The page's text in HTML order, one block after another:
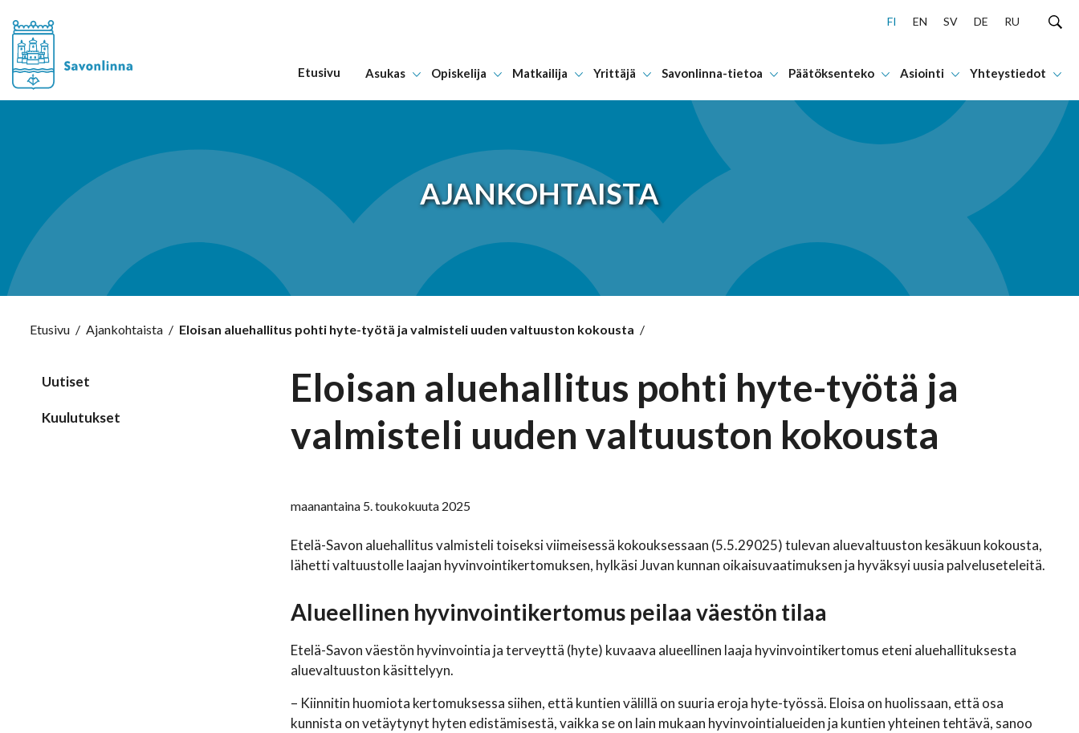
Hyppää sisältöön
FI EN SV DE RU
Etusivu Asukas Opiskelija Matkailija Yrittäjä Savonlinna-tietoa Päätöksenteko Asiointi Yhteystiedot
AJANKOHTAISTA
Etusivu / Ajankohtaista / Eloisan aluehallitus pohti hyte-työtä ja valmisteli uuden valtuuston kokousta /
Uutiset
Kuulutukset
Eloisan aluehallitus pohti hyte-työtä ja
valmisteli uuden valtuuston kokousta
maanantaina 5. toukokuuta 2025
Etelä-Savon aluehallitus valmisteli toiseksi viimeisessä kokouksessaan (5.5.29025) tulevan aluevaltuuston kesäkuun kokousta,
lähetti valtuustolle laajan hyvinvointikertomuksen, hylkäsi Juvan kunnan oikaisuvaatimuksen ja hyväksyi uusia palveluseteleitä.
Alueellinen hyvinvointikertomus peilaa väestön tilaa
Etelä-Savon väestön hyvinvointia ja terveyttä (hyte) kuvaava alueellinen laaja hyvinvointikertomus eteni aluehallituksesta
aluevaltuuston käsittelyyn.
– Kiinnitin huomiota kertomuksessa siihen, että kuntien välillä on suuria eroja hyte-työssä. Eloisa on huolissaan, että osa
kunnista on vetäytynyt hyten edistämisestä, vaikka se on lain mukaan hyvinvointialueiden ja kuntien yhteinen tehtävä, sanoo